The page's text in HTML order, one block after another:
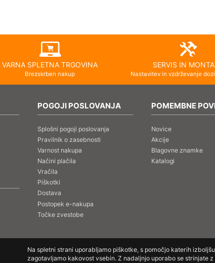
VARNA SPLETNA TRGOVINA
Brezskrben nakup
SERVIS IN
Nastavitev in vzdrževanje
POGOJI POSLOVANJA
Splošni pogoji poslovanja
Pravilnik o zasebnosti
Varnost nakupa
Načini plačila
Vračila
Piškotki
Dostava
Postopek e-nakupa
Točke zvestobe
POMEMBNE
Novice
Akcije
Blagovne znamke
Katalogi
Na spletni strani uporabljamo piškotke, s pomočjo katerih
zagotavljamo kakovost vsebin. Z nadaljnjo uporabo se strinjate